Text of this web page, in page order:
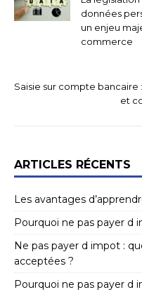
données
un enjeu
commerce
Saisie sur compte
et
ARTICLES RÉCENTS
Les avantages
Pourquoi ne pas payer d
Ne pas payer d impot :
acceptées ?
Pourquoi ne pas payer d